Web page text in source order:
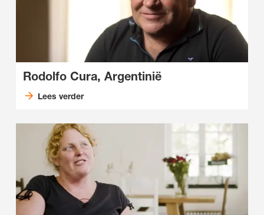
Rodolfo Cura, Argentinië
Lees verder